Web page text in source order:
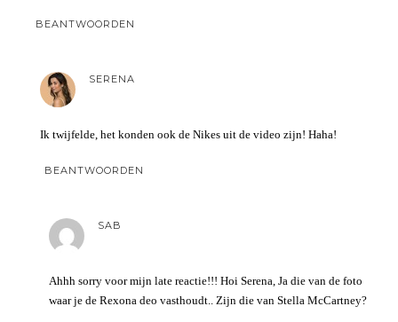
BEANTWOORDEN
SERENA
Ik twijfelde, het konden ook de Nikes uit de video zijn! Haha!
BEANTWOORDEN
SAB
Ahhh sorry voor mijn late reactie!!! Hoi Serena, Ja die van de foto
waar je de Rexona deo vasthoudt.. Zijn die van Stella McCartney?